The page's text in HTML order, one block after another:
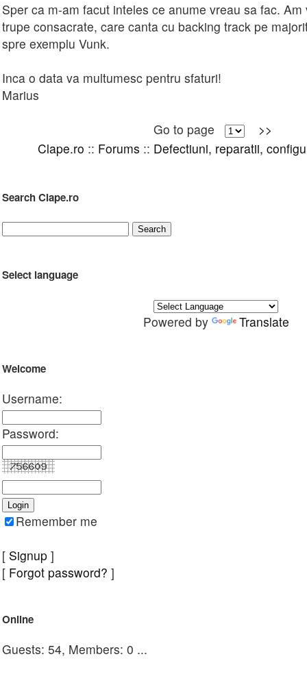
Sper ca m-am facut inteles ce anume vreau sa fac.
trupe consacrate, care canta cu backing track pe
spre exemplu Vunk.
Inca o data va multumesc pentru sfaturi!
Marius
Go to page
>>
Clape.ro :: Forums :: Defectiuni, reparatii,
Search Clape.ro
Select language
Powered by Translate
Welcome
Username:
Password:
Remember me
[ Signup ]
[ Forgot password? ]
Online
Guests: 54, Members: 0 ...